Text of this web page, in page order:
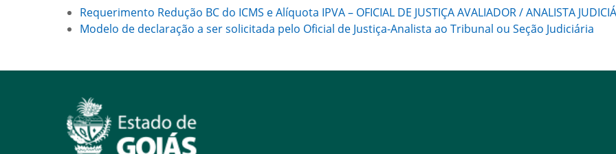
Requerimento Redução BC do ICMS e Alíquota IPVA – OFICIAL DE JUSTIÇA AVALIADOR / ANALISTA
Modelo de declaração a ser solicitada pelo Oficial de Justiça-Analista ao Tribunal ou Seção Judiciária